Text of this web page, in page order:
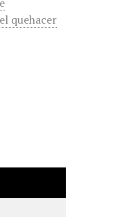
quehacer